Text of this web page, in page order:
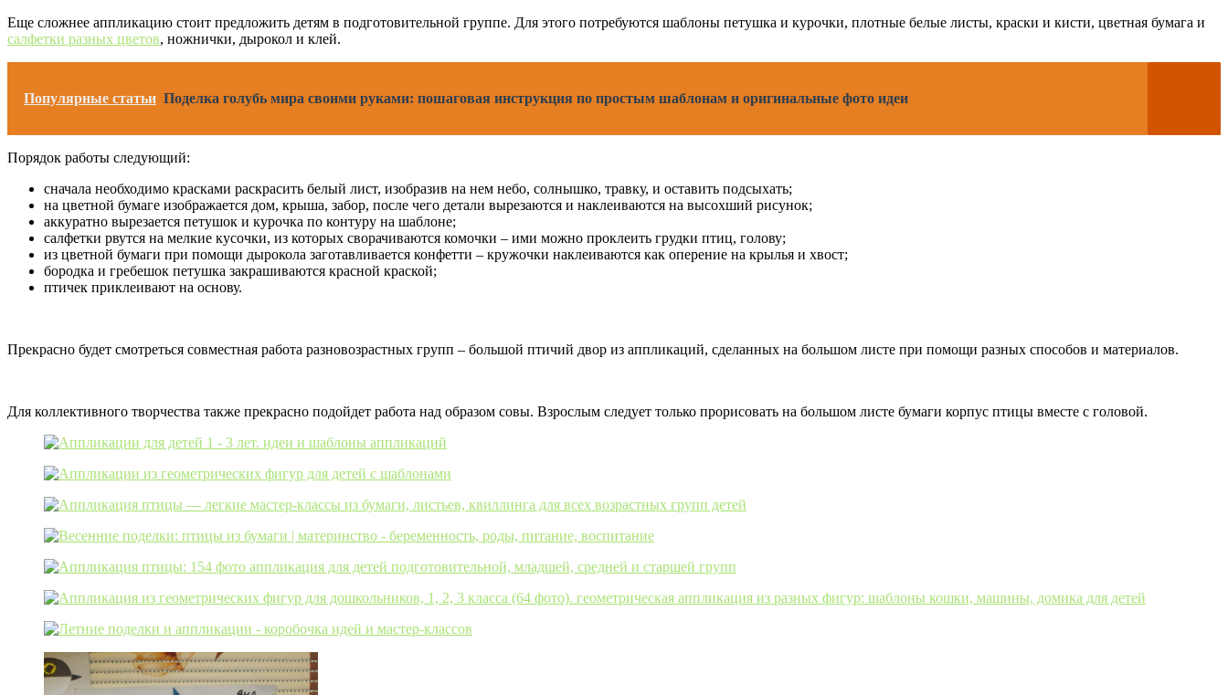
Еще сложнее аппликацию стоит предложить детям в подготовительной группе. Для этого потребуются шаблоны петушка и курочки, плотные белые листы, краски и кисти, цветная бумага и
салфетки разных цветов, ножнички, дырокол и клей.
Популярные статьи Поделка голубь мира своими руками: пошаговая инструкция по простым шаблонам и оригинальные фото идеи
Порядок работы следующий:
сначала необходимо красками раскрасить белый лист, изобразив на нем небо, солнышко, травку, и оставить подсыхать;
на цветной бумаге изображается дом, крыша, забор, после чего детали вырезаются и наклеиваются на высохший рисунок;
аккуратно вырезается петушок и курочка по контуру на шаблоне;
салфетки рвутся на мелкие кусочки, из которых сворачиваются комочки – ими можно проклеить грудки птиц, голову;
из цветной бумаги при помощи дырокола заготавливается конфетти – кружочки наклеиваются как оперение на крылья и хвост;
бородка и гребешок петушка закрашиваются красной краской;
птичек приклеивают на основу.
Прекрасно будет смотреться совместная работа разновозрастных групп – большой птичий двор из аппликаций, сделанных на большом листе при помощи разных способов и материалов.
Для коллективного творчества также прекрасно подойдет работа над образом совы. Взрослым следует только прорисовать на большом листе бумаги корпус птицы вместе с головой.